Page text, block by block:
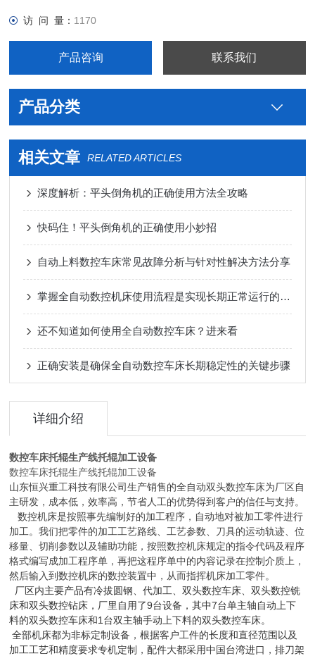
访 问 量： 1170
产品咨询 联系我们
产品分类
相关文章 RELATED ARTICLES
深度解析：平头倒角机的正确使用方法全攻略
快码住！平头倒角机的正确使用小妙招
自动上料数控车床常见故障分析与针对性解决方法分享
掌握全自动数控机床使用流程是实现长期正常运行的根本保障
还不知道如何使用全自动数控车床？进来看
正确安装是确保全自动数控车床长期稳定性的关键步骤
详细介绍
数控车床托辊生产线托辊加工设备
数控车床托辊生产线托辊加工设备
山东恒兴重工科技有限公司生产销售的全自动双头数控车床为厂区自
主研发，成本低，效率高，节省人工的优势得到客户的信任与支持。
数控机床是按照事先编制好的加工程序，自动地对被加工零件进行
加工。我们把零件的加工工艺路线、工艺参数、刀具的运动轨迹、位
移量、切削参数以及辅助功能，按照数控机床规定的指令代码及程序
格式编写成加工程序单，再把这程序单中的内容记录在控制介质上，
然后输入到数控机床的数控装置中，从而指挥机床加工零件。
厂区内主要产品有冷拔圆钢、代加工、双头数控车床、双头数控铣
床和双头数控钻床，厂里自用了9台设备，其中7台单主轴自动上下
料的双头数控车床和1 台双主轴手动上下料的双头数控车床。
全部机床都为非标定制设备，根据客户工件的长度和直径范围以及
加工工艺和精度要求专机定制，配件大都采用中国台湾进口，排刀架